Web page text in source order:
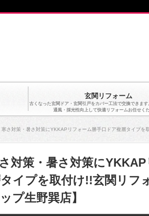
玄関リフォーム
古くなった玄関ドア・玄関引戸をカバー工法で交換できます
通風・採光性向上して快適リフォームお任せくだ
さ対策・暑さ対策にYKKAPリフォーム勝手口ドア複層タイプを
対策・暑さ対策にYKKAP
イプを取付け!!玄関リフ
プ生野巽店】